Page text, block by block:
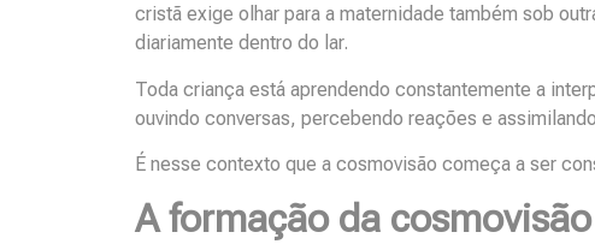
cristã exige olhar para a maternidade também sob
diariamente dentro do lar.
Toda criança está aprendendo constantemente a
ouvindo conversas, percebendo reações e
É nesse contexto que a cosmovisão começa a ser
A formação da